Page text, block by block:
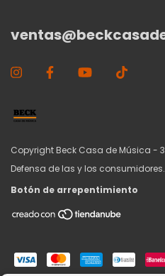
Copyright Beck Casa de Música -
Defensa de las y los
Botón de arrepentimiento